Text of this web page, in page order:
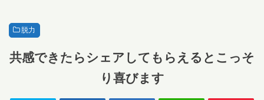
脱力
共感できたらシェアしてもらえるとこっそ
り喜びます